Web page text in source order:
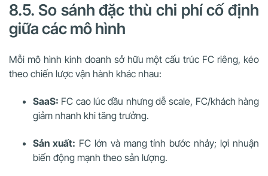
8.5. So sánh đặc thù chi phí cố định
giữa các mô hình
Mỗi mô hình kinh doanh sở hữu một cấu trúc FC riêng, kéo
theo chiến lược vận hành khác nhau:
SaaS: FC cao lúc đầu nhưng dễ scale, FC/khách hàng
giảm nhanh khi tăng trưởng.
Sản xuất: FC lớn và mang tính bước nhảy; lợi nhuận
biến động mạnh theo sản lượng.